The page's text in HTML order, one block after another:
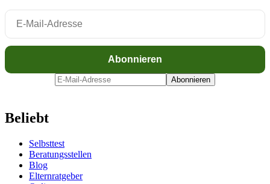
Beliebt
Selbsttest
Beratungsstellen
Blog
Elternratgeber